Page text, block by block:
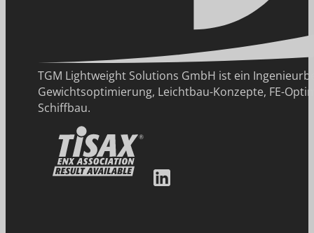
TGM Lightweight Solutions GmbH ist ein
Gewichtsoptimierung, Leichtbau-Konzepte, FE-
Schiffbau.